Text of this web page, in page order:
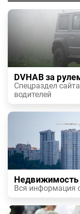
DVHAB за
Спецраздел
водителей
Недвижимость
Вся информация